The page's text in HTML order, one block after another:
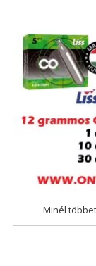
Minél